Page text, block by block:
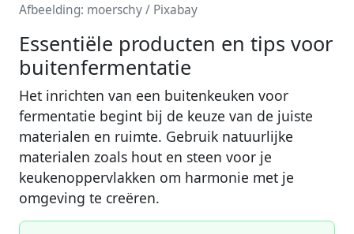
Afbeelding: moerschy / Pixabay
Essentiële producten en tips voor
buitenfermentatie
Het inrichten van een buitenkeuken voor
fermentatie begint bij de keuze van de juiste
materialen en ruimte. Gebruik natuurlijke
materialen zoals hout en steen voor je
keukenoppervlakken om harmonie met je
omgeving te creëren.